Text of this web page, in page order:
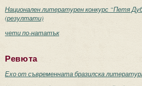
Национален литературен конкурс “Петя
(резултати)
чети по-нататък
Ревюта
Ехо от съвременната бразилска